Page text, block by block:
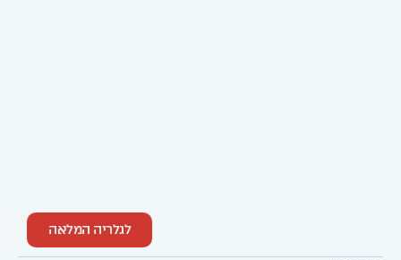
לגלריה המלאה